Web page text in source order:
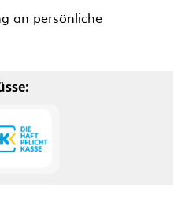
an persönliche